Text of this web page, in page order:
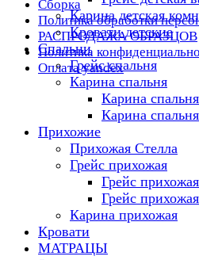
Сборка
Политика обработки
РАСПРОДАЖА ОБРАЗЦОВ
Политика
Оплата yandex
Карина детская
Кровати детские
Спальни
Грейс спальня
Карина спальня
Карина
Карина
Прихожие
Прихожая Стелла
Грейс прихожая
Грейс
Грейс
Карина прихожая
Кровати
МАТРАЦЫ